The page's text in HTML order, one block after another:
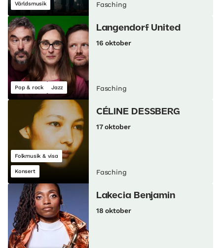
Världsmusik Fasching
Pop & rock Jazz
Langendorf United
16 oktober
Fasching
Folkmusik & visa
Konsert
CÉLINE DESSBERG
17 oktober
Fasching
Lakecia Benjamin
18 oktober